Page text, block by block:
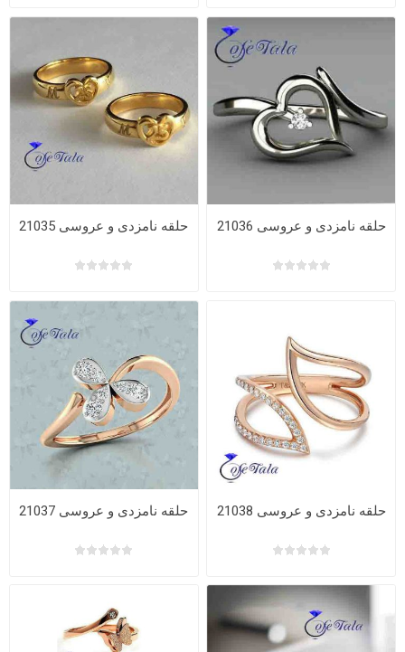
حلقه نامزدی و عروسی 21035 حلقه نامزدی و عروسی 21036
حلقه نامزدی و عروسی 21037 حلقه نامزدی و عروسی 21038